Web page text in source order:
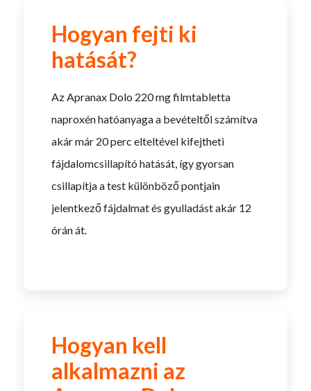
Hogyan fejti ki
hatását?
Az Apranax Dolo 220 mg filmtabletta
naproxén hatóanyaga a bevételtől számítva
akár már 20 perc elteltével kifejtheti
fájdalomcsillapító hatását, így gyorsan
csillapítja a test különböző pontjain
jelentkező fájdalmat és gyulladást akár 12
órán át.
Hogyan kell
alkalmazni az